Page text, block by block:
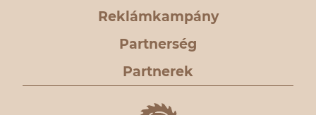
Reklámkampány
Partnerség
Partnerek